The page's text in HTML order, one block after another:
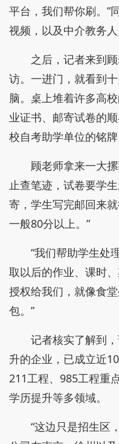
平台，我们帮你刷。”
视频，以及中介教务
之后，记者来到
访。一进门，就看到
脑。桌上堆着许多高
业证书、邮寄试卷的
校自考助学单位的铭牌
顾老师拿来一大
止查笔迹，试卷要学
寄，学生写完邮回来
一般80分以上。”
“我们帮助学生处
取以后的作业、课时
授权给我们，就像食
包。”
记者核实了解到
升的企业，已成立近
211工程、985工程重
学历提升等多领域。
“这边只是招生区